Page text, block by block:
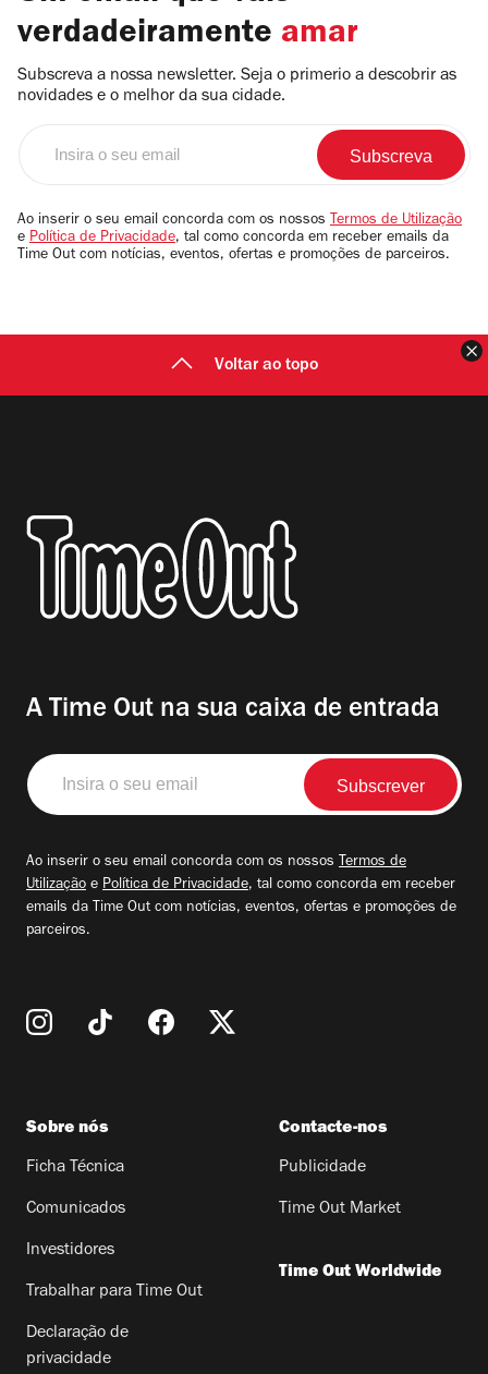
verdadeiramente amar
Subscreva a nossa newsletter. Seja o primerio a descobrir as
novidades e o melhor da sua cidade.
email
Ao inserir o seu email concorda com os nossos Termos de Utilização
e Política de Privacidade, tal como concorda em receber emails da
Time Out com notícias, eventos, ofertas e promoções de parceiros.
Voltar ao topo
A Time Out na sua caixa de entrada
Insira
o
seu
Ao inserir o seu email concorda com os nossos Termos de
Utilização e Política de Privacidade, tal como concorda em receber
emails da Time Out com notícias, eventos, ofertas e promoções de
parceiros.
Sobre nós
Ficha Técnica
Comunicados
Investidores
Trabalhar para Time Out
Declaração de
privacidade
Contacte-nos
Publicidade
Time Out Market
Time Out Worldwide